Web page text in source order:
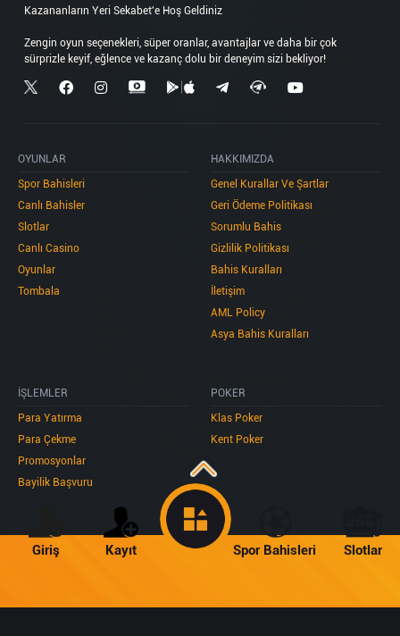
Giriş Kayıt Spor Bahisleri Slotlar
Kazananların Yeri Sekabet'e Hoş Geldiniz
Zengin oyun seçenekleri, süper oranlar, avantajlar ve daha bir çok
OYUNLAR
Spor Bahisleri
Canlı Bahisler
Slotlar
Canlı Casino
Oyunlar
Tombala
HAKKIMIZDA
Genel Kurallar Ve Şartlar
Geri Ödeme Politikası
Sorumlu Bahis
Gizlilik Politikası
Bahis Kuralları
İletişim
AML Policy
Asya Bahis Kuralları
İŞLEMLER
Para Yatırma
Para Çekme
Promosyonlar
Bayilik Başvuru
POKER
Klas Poker
Kent Poker